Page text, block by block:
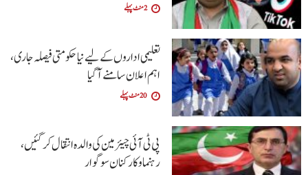
2 منٹ پہلے
تعلیمی اداروں کے لیے نیا حکومتی فیصلہ جاری،
اہم اعلان سامنے آگیا
20 منٹ پہلے
پی ٹی آئی چیئرمین کی والدہ انتقال کرگئیں،
رہنما و کارکنان سوگوار